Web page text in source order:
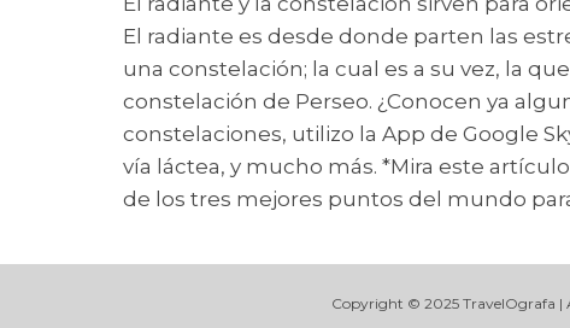
El radiante es desde donde parten las
una constelación; la cual es a su vez, la
constelación de Perseo. ¿Conocen ya
constelaciones, utilizo la App de Google
vía láctea, y mucho más. *Mira este
de los tres mejores puntos del mundo
Copyright © 2025 TravelOgrafa |